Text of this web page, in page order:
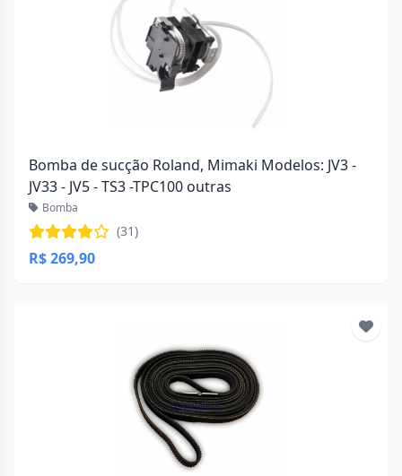
Bomba de sucção Roland, Mimaki Modelos: JV3 -
JV33 - JV5 - TS3 -TPC100 outras
Bomba
(31)
R$ 269,90